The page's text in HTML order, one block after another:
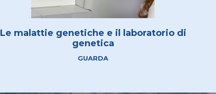
Le malattie genetiche e il laboratorio di
genetica
GUARDA